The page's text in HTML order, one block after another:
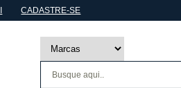
CADASTRE-SE